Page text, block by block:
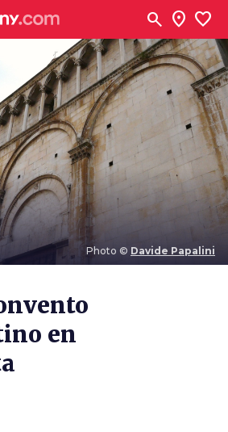
search location_on favorite
Photo © Davide Papalini
en